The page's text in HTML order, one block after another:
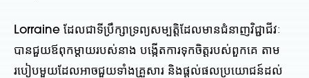
Lorraine ដែលជាទីប្រឹក្សាទ្រព្យសម្បត្តិដែលមានជំនាញវិជ្ជាជីវៈ
បានជួយឪពុកម្តាយរបស់នាង បង្កើតការទុកចិត្តរបស់ពួកគេ តាម
របៀបមួយដែលអាចជួយទាំងគ្រួសារ និងផ្តល់ផលប្រយោជន៍ដល់